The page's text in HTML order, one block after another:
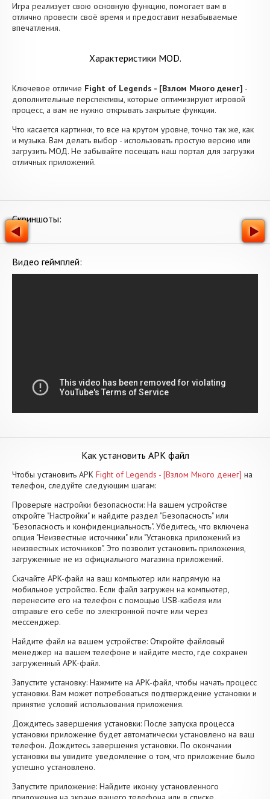
Игра реализует свою основную функцию, помогает вам в
отлично провести своё время и предоставит незабываемые
впечатления.
Характеристики MOD.
Ключевое отличие Fight of Legends - [Взлом Много денег] -
дополнительные перспективы, которые оптимизируют игровой
процесс, а вам не нужно открывать закрытые функции.
Что касается картинки, то все на крутом уровне, точно так же, как
и музыка. Вам делать выбор - использовать простую версию или
загрузить МОД. Не забывайте посещать наш портал для загрузки
отличных приложений.
Скриншоты:
Видео геймплей:
Как установить APK файл
Чтобы установить APK Fight of Legends - [Взлом Много денег] на
телефон, следуйте следующим шагам:
Проверьте настройки безопасности: На вашем устройстве
откройте "Настройки" и найдите раздел "Безопасность" или
"Безопасность и конфиденциальность". Убедитесь, что включена
опция "Неизвестные источники" или "Установка приложений из
неизвестных источников". Это позволит установить приложения,
загруженные не из официального магазина приложений.
Скачайте APK-файл на ваш компьютер или напрямую на
мобильное устройство. Если файл загружен на компьютер,
перенесите его на телефон с помощью USB-кабеля или
отправьте его себе по электронной почте или через
мессенджер.
Найдите файл на вашем устройстве: Откройте файловый
менеджер на вашем телефоне и найдите место, где сохранен
загруженный APK-файл.
Запустите установку: Нажмите на APK-файл, чтобы начать процесс
установки. Вам может потребоваться подтверждение установки и
принятие условий использования приложения.
Дождитесь завершения установки: После запуска процесса
установки приложение будет автоматически установлено на ваш
телефон. Дождитесь завершения установки. По окончании
установки вы увидите уведомление о том, что приложение было
успешно установлено.
Запустите приложение: Найдите иконку установленного